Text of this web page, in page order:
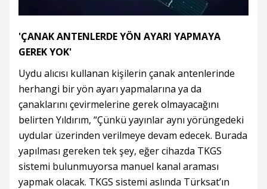
'ÇANAK ANTENLERDE YÖN AYARI YAPMAYA
GEREK YOK'
Uydu alıcısı kullanan kişilerin çanak antenlerinde
herhangi bir yön ayarı yapmalarına ya da
çanaklarını çevirmelerine gerek olmayacağını
belirten Yıldırım, “Çünkü yayınlar aynı yörüngedeki
uydular üzerinden verilmeye devam edecek. Burada
yapılması gereken tek şey, eğer cihazda TKGS
sistemi bulunmuyorsa manuel kanal araması
yapmak olacak. TKGS sistemi aslında Türksat’ın